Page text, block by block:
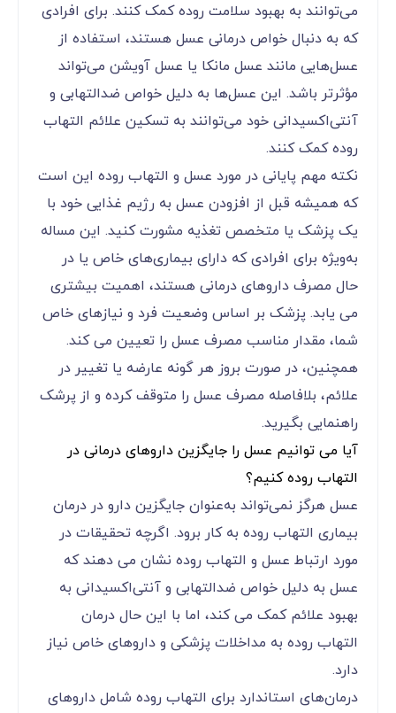
می‌توانند به بهبود سلامت روده کمک کنند. برای افرادی
که به دنبال خواص درمانی عسل هستند، استفاده از
عسل‌هایی مانند عسل مانکا یا عسل آویشن می‌تواند
مؤثرتر باشد. این عسل‌ها به دلیل خواص ضدالتهابی و
آنتی‌اکسیدانی خود می‌توانند به تسکین علائم التهاب
روده کمک کنند.
نکته مهم پایانی در مورد عسل و التهاب روده این است
که همیشه قبل از افزودن عسل به رژیم غذایی خود با
یک پزشک یا متخصص تغذیه مشورت کنید. این مساله
به‌ویژه برای افرادی که دارای بیماری‌های خاص یا در
حال مصرف داروهای درمانی هستند، اهمیت بیشتری
می یابد. پزشک بر اساس وضعیت فرد و نیازهای خاص
شما، مقدار مناسب مصرف عسل را تعیین می کند.
همچنین، در صورت بروز هر گونه عارضه یا تغییر در
علائم، بلافاصله مصرف عسل را متوقف کرده و از پرشک
راهنمایی بگیرید.
آیا می توانیم عسل را جایگزین داروهای درمانی در
التهاب روده کنیم؟
عسل هرگز نمی‌تواند به‌عنوان جایگزین دارو در درمان
بیماری التهاب روده به کار برود. اگرچه تحقیقات در
مورد ارتباط عسل و التهاب روده نشان می دهند که
عسل به دلیل خواص ضدالتهابی و آنتی‌اکسیدانی به
بهبود علائم کمک می کند، اما با این حال درمان
التهاب روده به مداخلات پزشکی و داروهای خاص نیاز
دارد.
درمان‌های استاندارد برای التهاب روده شامل داروهای